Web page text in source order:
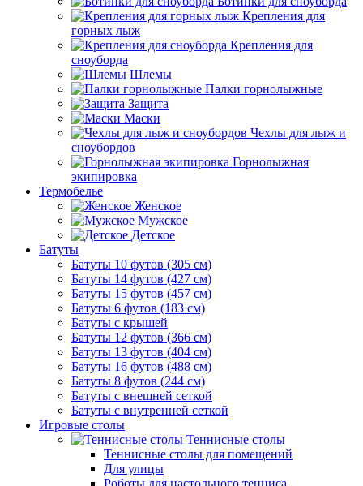
Крепления для
горных лыж
Крепления для
сноуборда
Шлемы
Палки горнолыжные
Защита
Маски
Чехлы для лыж и
сноубордов
Горнолыжная
экипировка
Термобелье
Женское
Мужское
Детское
Батуты
Батуты 10 футов (305 см)
Батуты 14 футов (427 см)
Батуты 15 футов (457 см)
Батуты 6 футов (183 см)
Батуты с крышей
Батуты 12 футов (366 см)
Батуты 13 футов (404 см)
Батуты 16 футов (488 см)
Батуты 8 футов (244 см)
Батуты с внешней сеткой
Батуты с внутренней сеткой
Игровые столы
Теннисные столы
Теннисные столы для помещений
Для улицы
Роботы для настольного тенниса